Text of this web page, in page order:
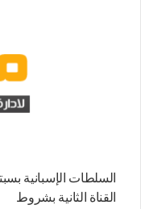
السلطات الإسبانية
القناة الثانية بشروط